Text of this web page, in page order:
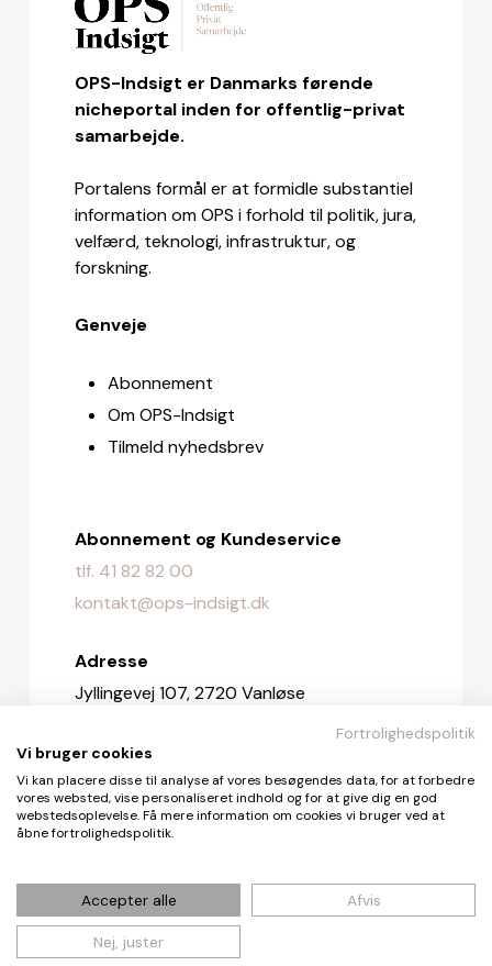
OPS-Indsigt er Danmarks førende
nicheportal inden for offentlig-privat
samarbejde.
Portalens formål er at formidle substantiel
information om OPS i forhold til politik, jura,
velfærd, teknologi, infrastruktur, og
forskning.
Genveje
Abonnement
Om OPS-Indsigt
Tilmeld nyhedsbrev
Abonnement og Kundeservice
tlf. 41 82 82 00
kontakt@ops-indsigt.dk
Adresse
Jyllingevej 107, 2720 Vanløse
Redaktionen
redaktionen@ops-indsigt.dk
© De Fire Vinde ApS 2026
Fortrolighedspolitik
Vi bruger cookies
Vi kan placere disse til analyse af vores besøgendes data, for at forbedre
vores websted, vise personaliseret indhold og for at give dig en god
webstedsoplevelse. Få mere information om cookies vi bruger ved at
åbne fortrolighedspolitik.
Accepter alle Afvis
Nej, juster